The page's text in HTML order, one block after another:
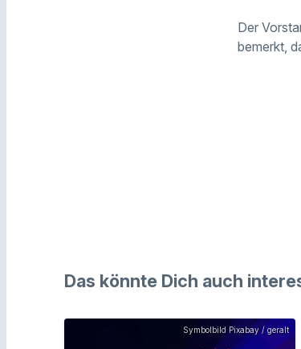
Der
bemerkt,
Das könnte Dich auch
Symbolbild Pixabay / geralt